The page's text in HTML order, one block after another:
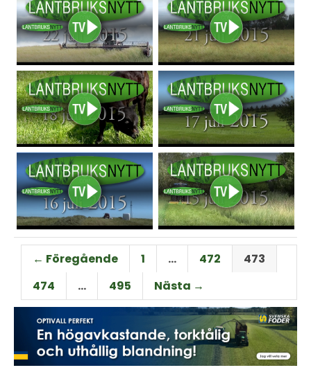
← Föregående 1 … 472
473
474
… 495 Nästa →